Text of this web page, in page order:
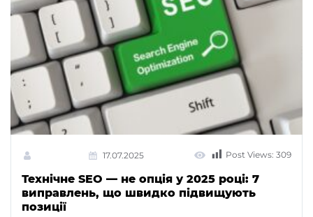
17.07.2025 Post Views: 309
Технічне SEO — не опція у 2025 році: 7
виправлень, що швидко підвищують
позиції